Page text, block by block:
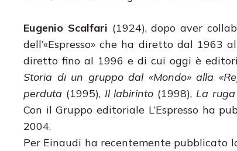
Eugenio Scalfari (1924), dopo aver
dell’«Espresso» che ha diretto dal 1963
diretto fino al 1996 e di cui oggi è
Storia di un gruppo dal «Mondo» alla
perduta (1995), Il labirinto (1998), La
Con il Gruppo editoriale L’Espresso ha
2004.
Per Einaudi ha recentemente pubblicato